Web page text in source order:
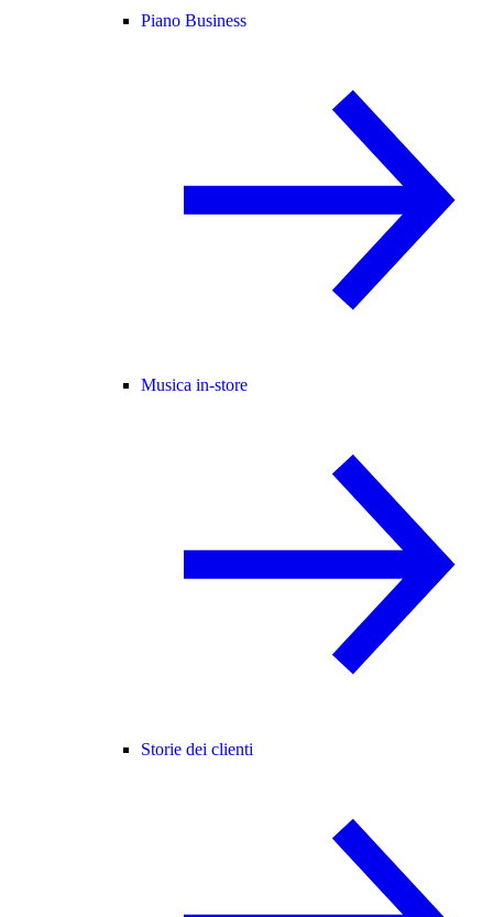
Piano Business
Musica in-store
Storie dei clienti